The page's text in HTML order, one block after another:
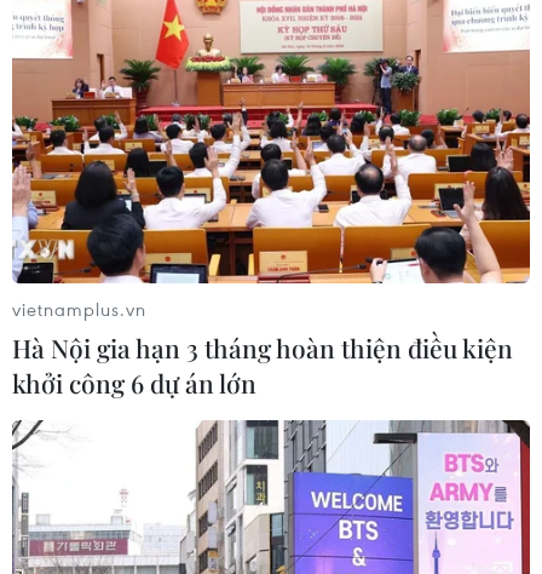
vietnamplus.vn
Hà Nội gia hạn 3 tháng hoàn thiện điều kiện
khởi công 6 dự án lớn